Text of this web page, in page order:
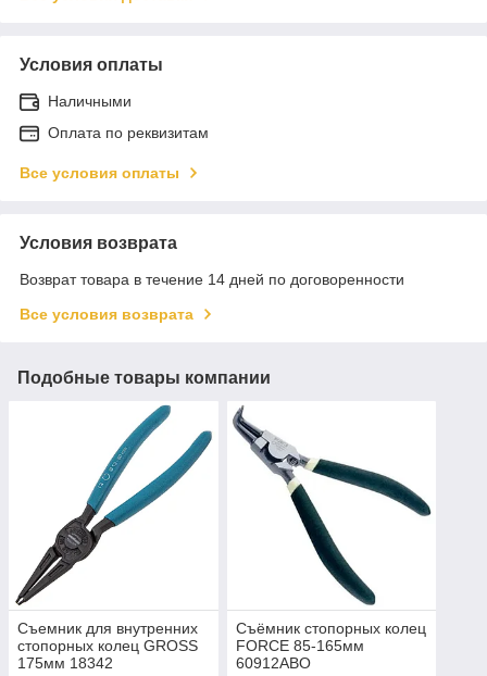
Условия оплаты
Наличными
Оплата по реквизитам
Все условия оплаты
Условия возврата
Возврат товара в течение 14 дней по договоренности
Все условия возврата
Подобные товары компании
Съемник для внутренних
стопорных колец GROSS
175мм 18342
Съёмник стопорных колец
FORCE 85-165мм
60912ABO